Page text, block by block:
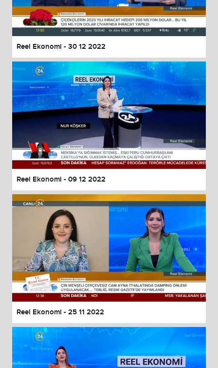
Reel Ekonomi - 30 12 2022
Reel Ekonomi - 09 12 2022
Reel Ekonomi - 25 11 2022